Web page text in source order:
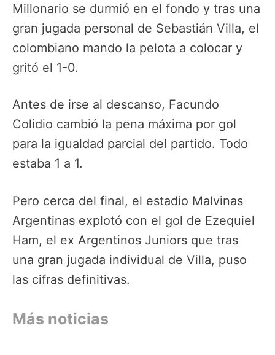
Millonario se durmió en el fondo y tras una
gran jugada personal de Sebastián Villa, el
colombiano mando la pelota a colocar y
gritó el 1-0.
Antes de irse al descanso, Facundo
Colidio cambió la pena máxima por gol
para la igualdad parcial del partido. Todo
estaba 1 a 1.
Pero cerca del final, el estadio Malvinas
Argentinas explotó con el gol de Ezequiel
Ham, el ex Argentinos Juniors que tras
una gran jugada individual de Villa, puso
las cifras definitivas.
Más noticias